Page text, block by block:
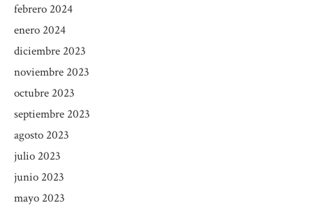
febrero 2024
enero 2024
diciembre 2023
noviembre 2023
octubre 2023
septiembre 2023
agosto 2023
julio 2023
junio 2023
mayo 2023